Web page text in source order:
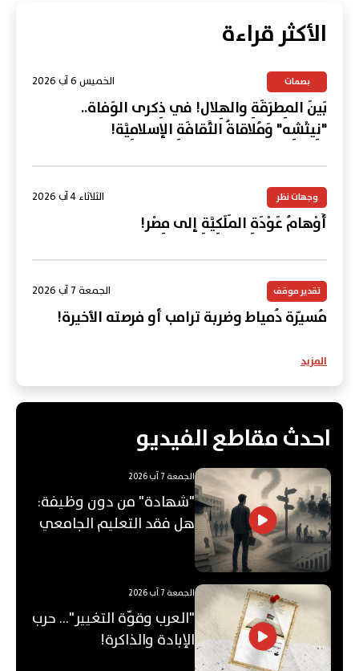
الأكثر قراءة
بصمات الخميس 6 آب 2026
بَينَ المِطرَقَةِ والهِلال! في ذِكرى الوَفاة..
"نِيتْشِه" وَمُلاقاةُ الثَّقافَةِ الإسلامِيَّة!
وجهات نظر الثلاثاء 4 آب 2026
أَوْهامُ عَوْدَةِ المَلَكِيَّةِ إلى مِصْر!
تقدير موقف الجمعة 7 آب 2026
مُسيّرة دُمياط وضربة ترامب أو فرصته الأخيرة!
المزيد
احدث مقاطع الفيديو
الجمعة 7 آب 2026
"شهادة" من دون وظيفة:
هل فقد التعليم الجامعي
الجمعة 7 آب 2026
"العرب وقوّة التغيير"... حرب
الإبادة والذاكرة!